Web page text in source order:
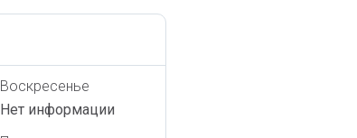
Воскресенье
Нет информации